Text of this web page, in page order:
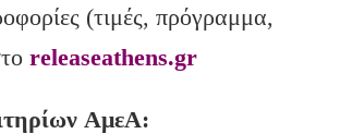
(τιμές, πρόγραμμα,
releaseathens.gr
ΑμεΑ: